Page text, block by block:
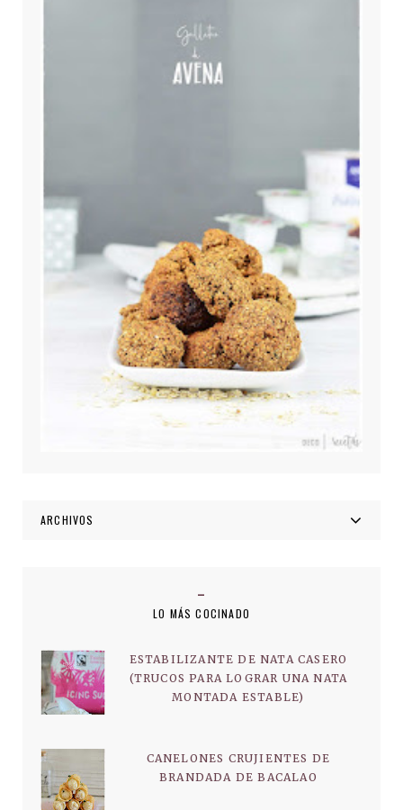
ARCHIVOS
LO MÁS COCINADO
ESTABILIZANTE DE NATA CASERO
(TRUCOS PARA LOGRAR UNA NATA
MONTADA ESTABLE)
CANELONES CRUJIENTES DE
BRANDADA DE BACALAO